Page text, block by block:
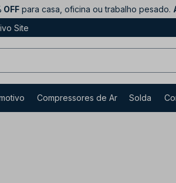
OFF para casa, oficina ou trabalho pesado.
Site
Compressores de Ar Solda